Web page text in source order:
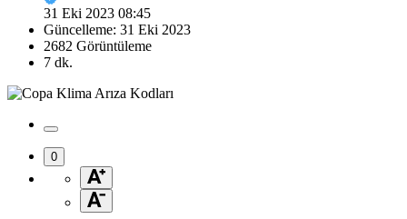
31 Eki 2023 08:45
Güncelleme: 31 Eki 2023
2682 Görüntüleme
7 dk.
0